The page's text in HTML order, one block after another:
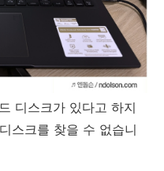
디스크가 있다고 하지
스크를 찾을 수 없습니